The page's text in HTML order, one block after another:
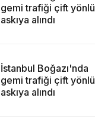
gemi trafiği çift yönlü
askıya alındı
İstanbul Boğazı'nda
gemi trafiği çift yönlü
askıya alındı